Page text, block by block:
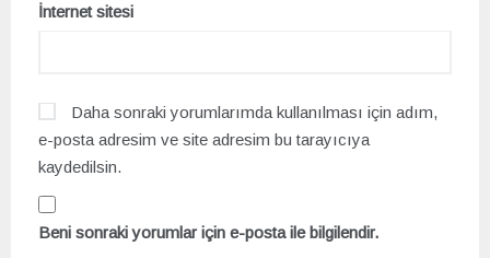
İnternet sitesi
Daha sonraki yorumlarımda kullanılması için adım,
e-posta adresim ve site adresim bu tarayıcıya
kaydedilsin.
Beni sonraki yorumlar için e-posta ile bilgilendir.